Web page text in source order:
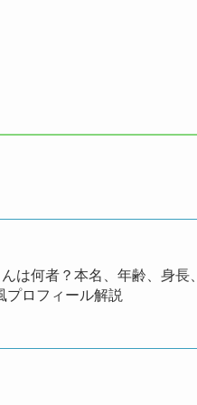
は何者？本名、年齢、身長
プロフィール解説